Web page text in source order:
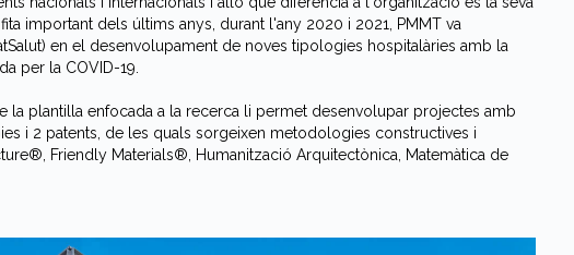
important dels últims anys, durant l'any 2020 i 2021, PMMT va
en el desenvolupament de noves tipologies hospitalàries amb la
per la COVID-19.
la plantilla enfocada a la recerca li permet desenvolupar projectes amb
i 2 patents, de les quals sorgeixen metodologies constructives i
Friendly Materials®, Humanització Arquitectònica, Matemàtica de